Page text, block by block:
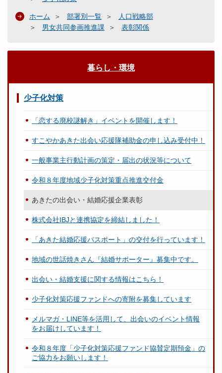
ホーム 部署別一覧
人口戦略部
男女共同参画推進課
表彰関係
暮らし・環境
少子化対策
「恋する廃校謎解き」イベントを開催します！
すこやかあきた出会い応援隊補助金の申し込み受付中！
一般事業主行動計画の策定・届出の状況等について
令和８年度地域少子化対策重点推進交付金
あきたの出会い・結婚応援企業表彰
株式会社IBJと連携協定を締結しました！
「あきた結婚応援パスポート」の交付を行っています！
地域の世話焼きさん『結婚サポーター』募集中です。
出会い・結婚支援に関する情報はこちら！
少子化対策応援ファンドへの寄附を募集しています
メルマガ・LINE等を活用して、出会いのイベント情報
をお届けしています！
令和８年度「少子化対策応援ファンド協賛定期預金」の
ご協力をお願いします！